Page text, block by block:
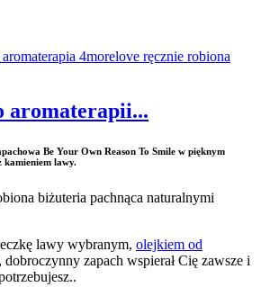
aromaterapii...
Be Your Own Reason To Smile w pięknym
kamieniem lawy.
biżuteria pachnąca naturalnymi
lawy wybranym, olejkiem od
zapach wspierał Cię zawsze i